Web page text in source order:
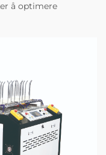
å optimere